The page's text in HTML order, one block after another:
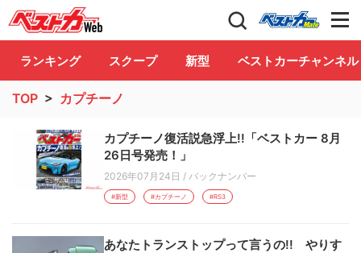
自動車情報誌「ベストカー」 Club
ランキング スクープ 新型 ベストカーチャンネル
TOP > カプチーノ
カプチーノ復活説急浮上!!「ベストカー 8月
26日号発売！」
2026年07月24日 / バックナンバー
#新型 #カプチーノ #RS3
あなたトランストップって言うの!! やりす